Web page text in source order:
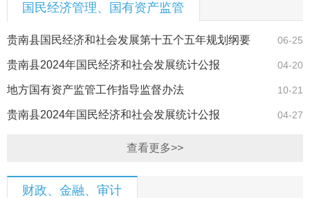
国民经济管理、国有资产监管
06-25
贵南县国民经济和社会发展第十五个五年规划纲要
04-20
贵南县2024年国民经济和社会发展统计公报
10-21
地方国有资产监管工作指导监督办法
04-27
贵南县2024年国民经济和社会发展统计公报
查看更多>>
财政、金融、审计